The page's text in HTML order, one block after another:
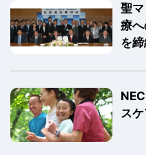
聖
療
を
ス